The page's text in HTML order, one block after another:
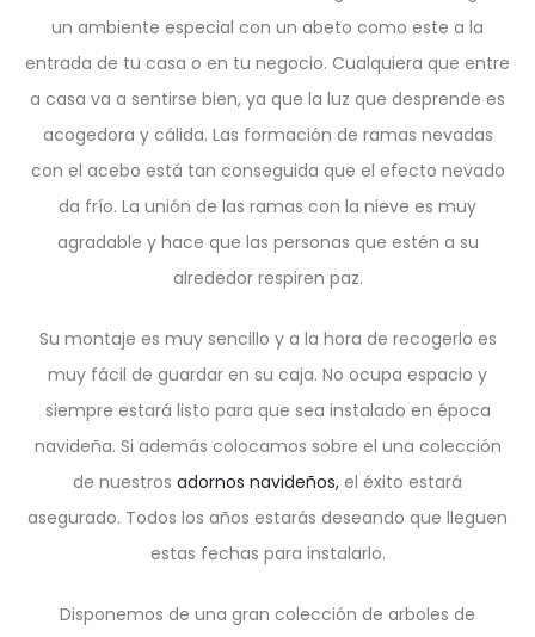
un ambiente especial con un abeto como este a la
entrada de tu casa o en tu negocio. Cualquiera que entre
a casa va a sentirse bien, ya que la luz que desprende es
acogedora y cálida. Las formación de ramas nevadas
con el acebo está tan conseguida que el efecto nevado
da frío. La unión de las ramas con la nieve es muy
agradable y hace que las personas que estén a su
alrededor respiren paz.
Su montaje es muy sencillo y a la hora de recogerlo es
muy fácil de guardar en su caja. No ocupa espacio y
siempre estará listo para que sea instalado en época
navideña. Si además colocamos sobre el una colección
de nuestros adornos navideños, el éxito estará
asegurado. Todos los años estarás deseando que lleguen
estas fechas para instalarlo.
Disponemos de una gran colección de arboles de